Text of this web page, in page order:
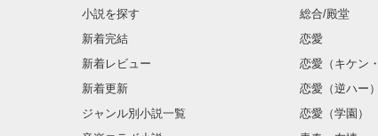
３年経った
小説を探す
新着完結
新着レビュー
新着更新
ジャンル別小説一覧
総合/殿堂
恋愛
恋愛（キケン
恋愛（逆ハー）
恋愛（学園）